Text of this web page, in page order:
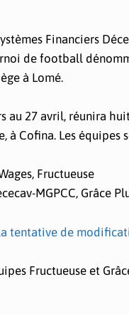
Financiers
de football
à Lomé.
au 27 avril, réunira
à Cofina. Les équipes
Fructueuse
MGPCC, Grâce
tentative de
Fructueuse et